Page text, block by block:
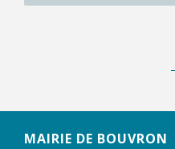
MAIRIE DE BOUVRON